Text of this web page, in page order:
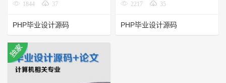
1844 37
PHP毕业设计源码
2217 35
PHP毕业设计源码